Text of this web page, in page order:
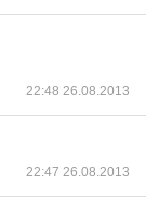
22:48 26.08.2013
22:47 26.08.2013